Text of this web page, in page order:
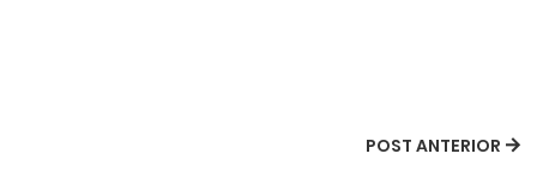
POST ANTERIOR